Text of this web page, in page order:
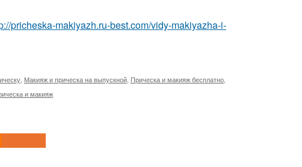
pricheska-makiyazh.ru-best.com/vidy-makiyazha-i-
Макияж и прическа на выпускной Прическа и макияж бесплатно
и макияж